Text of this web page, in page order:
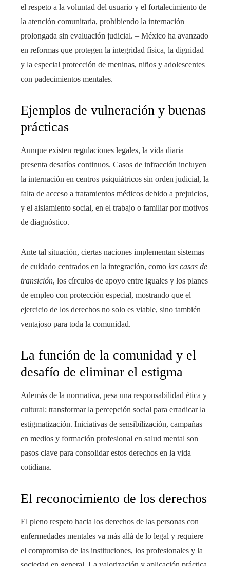
el respeto a la voluntad del usuario y el fortalecimiento de
la atención comunitaria, prohibiendo la internación
prolongada sin evaluación judicial. – México ha avanzado
en reformas que protegen la integridad física, la dignidad
y la especial protección de meninas, niños y adolescentes
con padecimientos mentales.
Ejemplos de vulneración y buenas
prácticas
Aunque existen regulaciones legales, la vida diaria
presenta desafíos continuos. Casos de infracción incluyen
la internación en centros psiquiátricos sin orden judicial, la
falta de acceso a tratamientos médicos debido a prejuicios,
y el aislamiento social, en el trabajo o familiar por motivos
de diagnóstico.
Ante tal situación, ciertas naciones implementan sistemas
de cuidado centrados en la integración, como las casas de
transición, los círculos de apoyo entre iguales y los planes
de empleo con protección especial, mostrando que el
ejercicio de los derechos no solo es viable, sino también
ventajoso para toda la comunidad.
La función de la comunidad y el
desafío de eliminar el estigma
Además de la normativa, pesa una responsabilidad ética y
cultural: transformar la percepción social para erradicar la
estigmatización. Iniciativas de sensibilización, campañas
en medios y formación profesional en salud mental son
pasos clave para consolidar estos derechos en la vida
cotidiana.
El reconocimiento de los derechos
El pleno respeto hacia los derechos de las personas con
enfermedades mentales va más allá de lo legal y requiere
el compromiso de las instituciones, los profesionales y la